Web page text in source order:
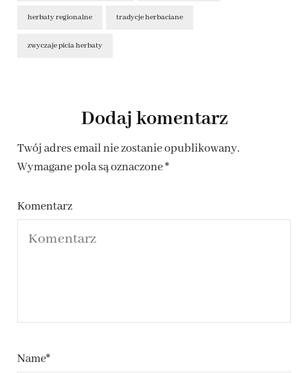
herbaty regionalne tradycje herbaciane
zwyczaje picia herbaty
Dodaj komentarz
Twój adres email nie zostanie opublikowany.
Wymagane pola są oznaczone*
Komentarz
Name*